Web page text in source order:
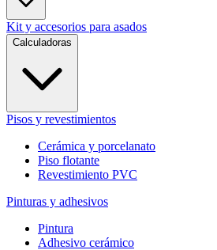
Kit y accesorios para asados
Calculadoras
Pisos y revestimientos
Cerámica y porcelanato
Piso flotante
Revestimiento PVC
Pinturas y adhesivos
Pintura
Adhesivo cerámico